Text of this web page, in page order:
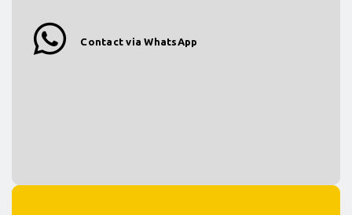
Contact via WhatsApp